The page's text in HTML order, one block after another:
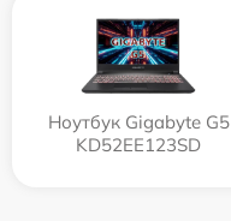
Ноутбук Gigabyte G5
KD52EE123SD